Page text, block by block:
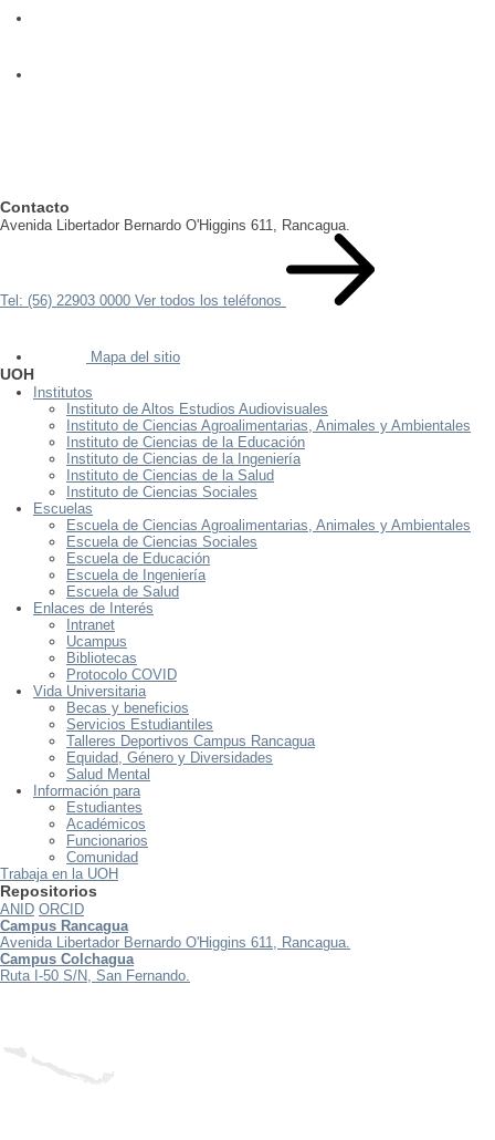
Contacto
Avenida Libertador Bernardo O'Higgins 611, Rancagua.
Tel: (56) 22903 0000 Ver todos los teléfonos
Mapa del sitio
UOH
Institutos
Instituto de Altos Estudios Audiovisuales
Instituto de Ciencias Agroalimentarias, Animales y Ambientales
Instituto de Ciencias de la Educación
Instituto de Ciencias de la Ingeniería
Instituto de Ciencias de la Salud
Instituto de Ciencias Sociales
Escuelas
Escuela de Ciencias Agroalimentarias, Animales y Ambientales
Escuela de Ciencias Sociales
Escuela de Educación
Escuela de Ingeniería
Escuela de Salud
Enlaces de Interés
Intranet
Ucampus
Bibliotecas
Protocolo COVID
Vida Universitaria
Becas y beneficios
Servicios Estudiantiles
Talleres Deportivos Campus Rancagua
Equidad, Género y Diversidades
Salud Mental
Información para
Estudiantes
Académicos
Funcionarios
Comunidad
Trabaja en la UOH
Repositorios
ANID ORCID
Campus Rancagua
Avenida Libertador Bernardo O'Higgins 611, Rancagua.
Campus Colchagua
Ruta I-50 S/N, San Fernando.